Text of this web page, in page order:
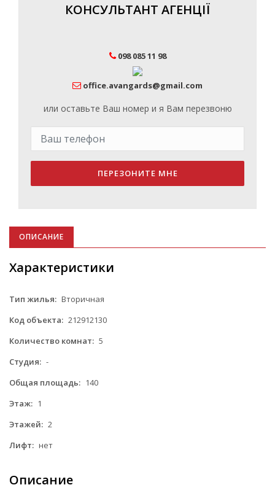
КОНСУЛЬТАНТ АГЕНЦІЇ
098 085 11 98
office.avangards@gmail.com
или оставьте Ваш номер и я Вам перезвоню
ПЕРЕЗОНИТЕ МНЕ
ОПИСАНИЕ
Характеристики
Тип жилья: Вторичная
Код объекта: 212912130
Количество комнат: 5
Студия: -
Общая площадь: 140
Этаж: 1
Этажей: 2
Лифт: нет
Описание